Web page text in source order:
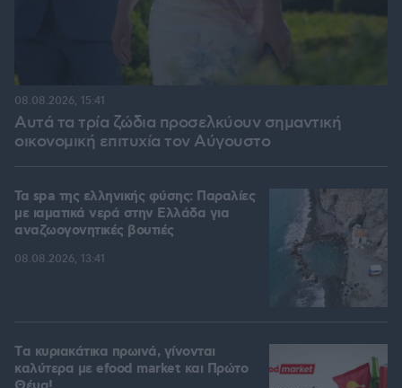
Αυτά τα τρία ζώδια προσελκύουν σημαντική
οικονομική επιτυχία τον Αύγουστο
08.08.2026, 15:41
Τα spa της ελληνικής φύσης: Παραλίες
με ιαματικά νερά στην Ελλάδα για
αναζωογονητικές βουτιές
08.08.2026, 13:41
Tα κυριακάτικα πρωινά, γίνονται
καλύτερα με efood market και Πρώτο